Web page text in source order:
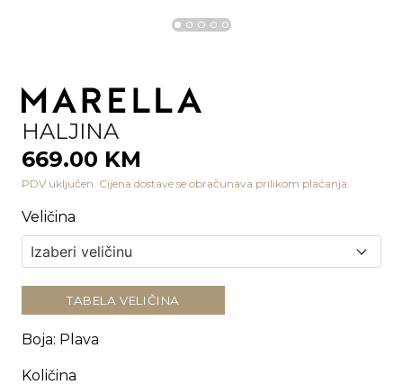
HALJINA
669.00 KM
PDV uključen. Cijena dostave se obračunava prilikom plaćanja.
Veličina
TABELA VELIČINA
Boja: Plava
Količina